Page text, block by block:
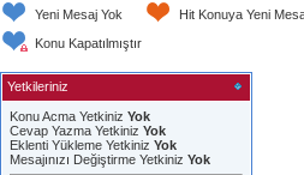
Yeni Mesaj Yok
Hit Konuya Yeni
Konu Kapatılmıştır
Yetkileriniz
Konu Acma Yetkiniz Yok
Cevap Yazma Yetkiniz Yok
Eklenti Yükleme Yetkiniz Yok
Mesajınızı Değiştirme Yetkiniz Yok